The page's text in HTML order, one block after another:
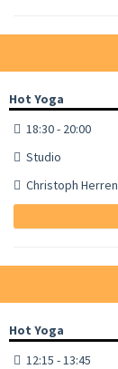
Hot Yoga
18:30 - 20:00
Studio
Christoph Herren
Hot Yoga
12:15 - 13:45